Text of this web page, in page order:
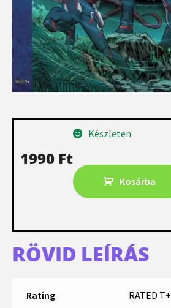
1990 Ft
Készleten
Kosárba
RÖVID LEÍRÁS
Rating RATED T+